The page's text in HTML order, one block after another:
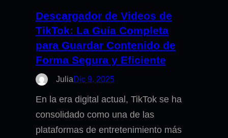
Descargador de Videos de
TikTok: La Guía Completa
para Guardar Contenido de
Forma Segura y Eficiente
JuliaDic 9, 2025
En la era digital actual, TikTok se ha
consolidado como una de las
plataformas de entretenimiento más